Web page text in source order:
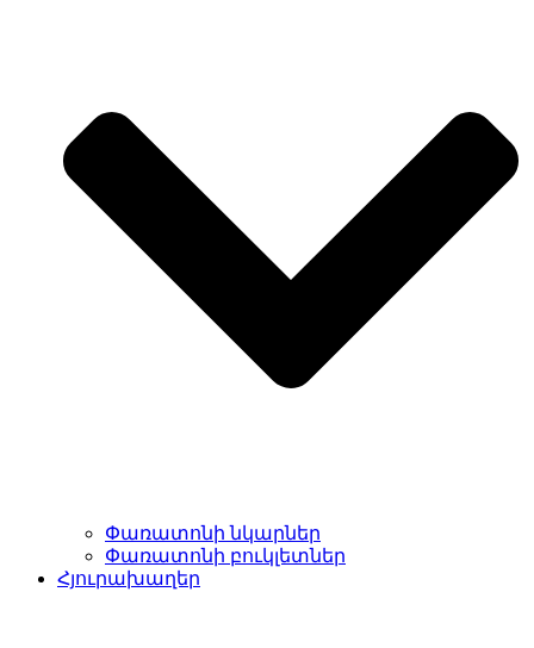
Փառատոնի նկարներ
Փառատոնի բուկլետներ
Հյուրախաղեր